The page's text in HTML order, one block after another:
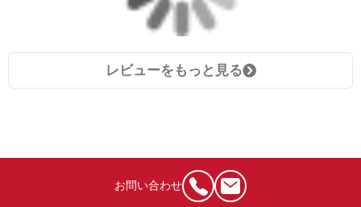
レビューをもっと見る
お問い合わせ